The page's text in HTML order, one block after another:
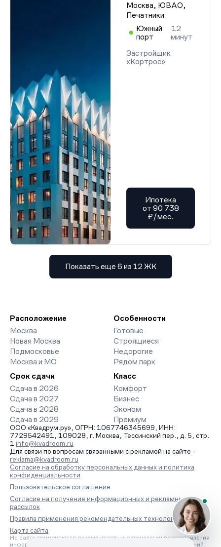
Москва, ЮВАО,
Печатники
Южный
порт
12
минут
Застройщик
«Кортрос»
Ипотека
от 90 738
₽/мес.
Показать еще 6 из 12 ЖК
Расположение
Москва
Новая Москва
Подмосковье
Москва и МО
Особенности
Готовые
Строящиеся
Недорогие
Рядом парк
Срок сдачи
Сдача в 2026
Сдача в 2027
Сдача в 2028
Сдача в 2029
Класс
Комфорт
Бизнес
Эконом
Премиум
ООО «Квадрум.ру», ОГРН: 1067746345699, ИНН:
7729542491, 109028, г. Москва, Тессинский пер., д. 5, стр.
1 info@kvadroom.ru
Для связи по вопросам связанными с рекламой на сайте -
reklama@kvadroom.ru
Согласие на обработку персональных данных и политика
конфиденциальности
Пользовательское соглашение
Согласие на получение информационных и рекламных
рассылок
Правила применения рекомендательных технологий
Карта сайта
На сайте применяются рекомендательные технологии предоставления
информации на основе сбора, систематизации и анализа сведений,